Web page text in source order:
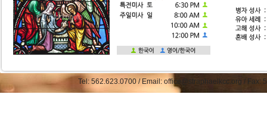
Tel: 562.623.0700 / Email: office@straphaelkcc.org /